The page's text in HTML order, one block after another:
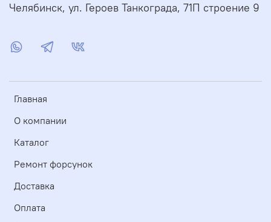
Главная
О компании
Каталог
Ремонт форсунок
Доставка
Оплата
Челябинск, ул. Героев Танкограда, 71П строение 9